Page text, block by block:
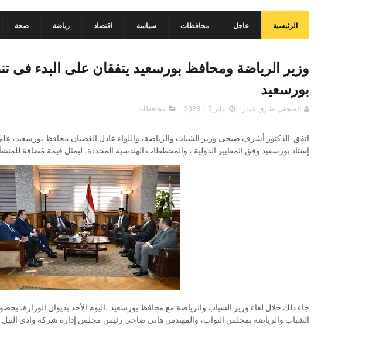
الرئيسية عاجل محافظات سياسة اقتصاد رياضة صحة
وزير الرياضة ومحافظ بورسعيد يتفقان على البدء فى
بورسعيد
الصحفي طارق عمار يناير 15, 2023 محافظات
اتفق الدكتور أشرف صبحى وزير الشباب والرياضة، واللواء عادل الغضبان محافظ بورسعيد،
إستاد بورسعيد وفق المعايير الدولية ، والمخططات الهندسية المحددة، ليمثل قيمة مُضافة
جاء ذلك خلال لقاء وزير الشباب والرياضة مع محافظ بورسعيد ،اليوم الأحد بديوان الوزارة،
الشباب والرياضة بمجلس النواب، والمهندس هاني ضاحي رئيس مجلس إدارة شركة وادي النيل